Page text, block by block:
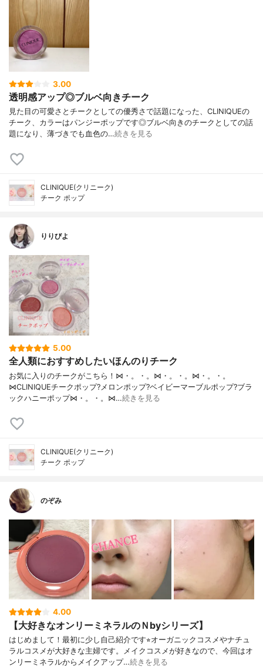
3.00
透明感アップ◎ブルベ向きチーク
見た目の可愛さとチークとしての優秀さで話題になった、CLINIQUEの
チーク、カラーはパンジーポップです◎ブルベ向きのチークとしての話
題になり、薄づきでも血色の…続きを見る
CLINIQUE(クリニーク)
チーク ポップ
りりびよ
5.00
全人類におすすめしたいほんのりチーク
お気に入りのチークがこちら！⋈・。・。⋈・。・。⋈・。・。
⋈CLINIQUEチークポップ?メロンポップ?ベイビーマーブルポップ?ブラ
ックハニーポップ⋈・。・。⋈…続きを見る
CLINIQUE(クリニーク)
チーク ポップ
のぞみ
4.00
【大好きなオンリーミネラルのＮbyシリーズ】
はじめまして！最初に少し自己紹介です⭐︎オーガニックコスメやナチュ
ラルコスメが大好きな主婦です。メイクコスメが好きなので、今回はオ
ンリーミネラルからメイクアップ…続きを見る